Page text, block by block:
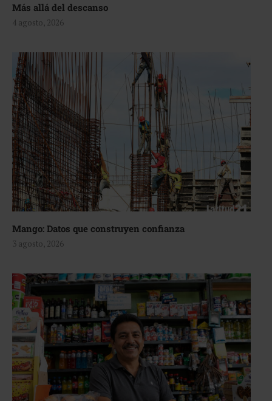
Más allá del descanso
4 agosto, 2026
Mango: Datos que construyen confianza
3 agosto, 2026